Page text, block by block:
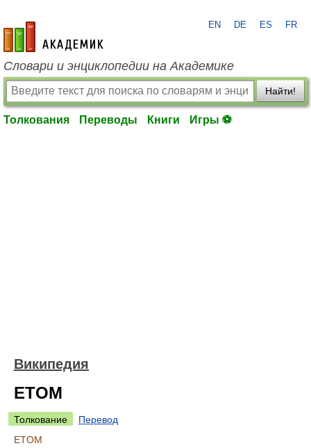
academic.ru
EN DE ES FR
Словари и энциклопедии на Академике
Найти!
Толкования Переводы Книги Игры ⚽
Википедия
ETOM
Толкование
Перевод
ETOM